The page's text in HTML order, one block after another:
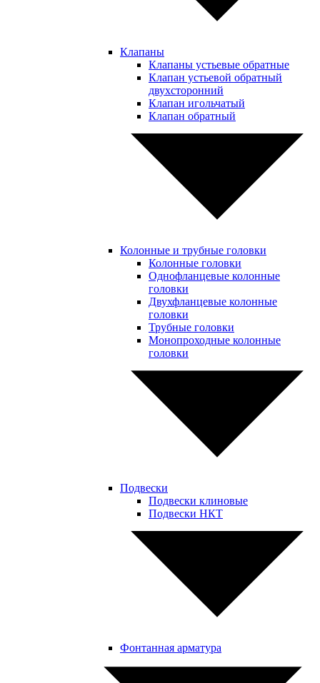
Клапаны
Клапаны устьевые обратные
Клапан устьевой обратный
двухсторонний
Клапан игольчатый
Клапан обратный
Колонные и трубные головки
Колонные головки
Однофланцевые колонные
головки
Двухфланцевые колонные
головки
Трубные головки
Монопроходные колонные
головки
Подвески
Подвески клиновые
Подвески НКТ
Фонтанная арматура